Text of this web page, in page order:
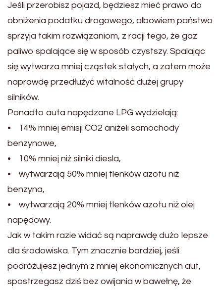
Jeśli przerobisz pojazd, będziesz mieć prawo do
obniżenia podatku drogowego, albowiem państwo
sprzyja takim rozwiązaniom, z racji tego, że gaz
paliwo spalające się w sposób czystszy. Spalając
się wytwarza mniej cząstek stałych, a zatem może
naprawdę przedłużyć witalność dużej grupy
silników.
Ponadto auta napędzane LPG wydzielają:
• 14% mniej emisji CO2 aniżeli samochody
benzynowe,
• 10% mniej niż silniki diesla,
• wytwarzają 50% mniej tlenków azotu niż
benzyna,
• wytwarzają 20% mniej tlenków azotu niż olej
napędowy.
Jak w takim razie widać są naprawdę dużo lepsze
dla środowiska. Tym znacznie bardziej, jeśli
podróżujesz jednym z mniej ekonomicznych aut,
spostrzegasz dziś bez owijania w bawełnę, że